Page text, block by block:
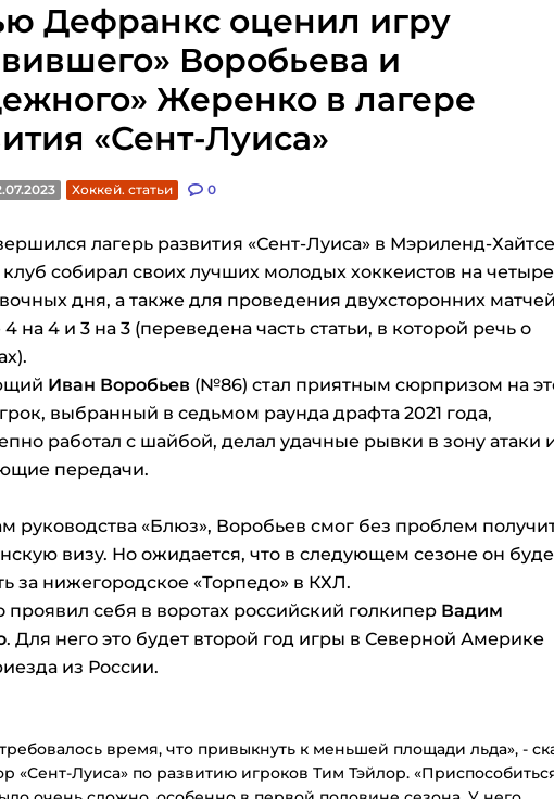
Дефранкс оценил игру
Воробьева и
Жеренко в лагере
«Сент-Луиса»
Хоккей. статьи 0
лагерь развития «Сент-Луиса» в Мэриленд-
собирал своих лучших молодых хоккеистов на четыре
дня, а также для проведения двухсторонних
на 4 и 3 на 3 (переведена часть статьи, в которой речь о
Иван Воробьев (№86) стал приятным сюрпризом на
выбранный в седьмом раунда драфта 2021 года,
работал с шайбой, делал удачные рывки в зону атаки
передачи.
руководства «Блюз», Воробьев смог без проблем
визу. Но ожидается, что в следующем сезоне он
за нижегородское «Торпедо» в КХЛ.
себя в воротах российский голкипер Вадим
. Для него это будет второй год игры в Северной Америке
из России.
время, что привыкнуть к меньшей площади льда», -
«Сент-Луиса» по развитию игроков Тим Тэйлор.